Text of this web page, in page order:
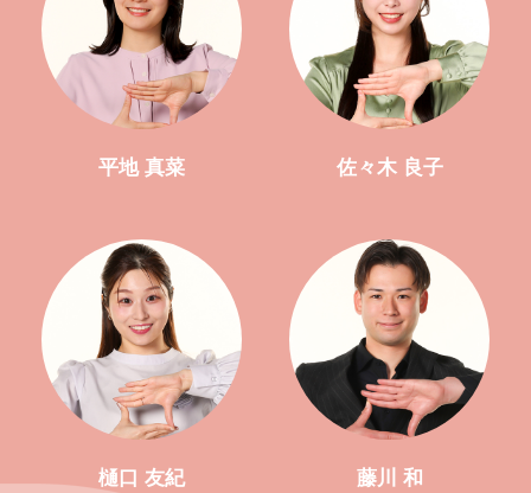
平地 真菜 佐々木 良子
樋口 友紀 藤川 和